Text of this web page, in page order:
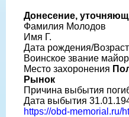
Донесение,
Фамилия Молодов
Имя Г.
Дата рождения/
Воинское звание майор
Место захоронения
Рынок
Причина выбытия
Дата выбытия
https://obd-memorial.ru/